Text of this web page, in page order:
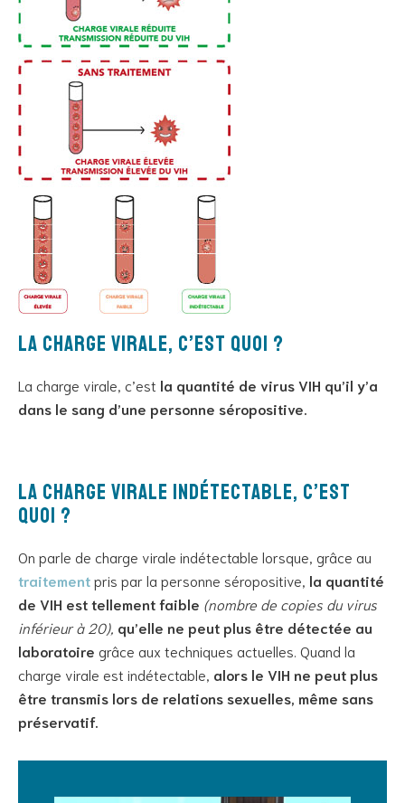
La charge virale, c’est quoi ?
La charge virale, c’est la quantité de virus VIH qu’il y’a
dans le sang d’une personne séropositive.
La charge virale indétectable, c’est
quoi ?
On parle de charge virale indétectable lorsque, grâce au
traitementpris par la personne séropositive, la quantité
de VIH est tellement faible (nombre de copies du virus
inférieur à 20), qu’elle ne peut plus être détectée au
laboratoire grâce aux techniques actuelles. Quand la
charge virale est indétectable, alors le VIH ne peut plus
être transmis lors de relations sexuelles, même sans
préservatif.